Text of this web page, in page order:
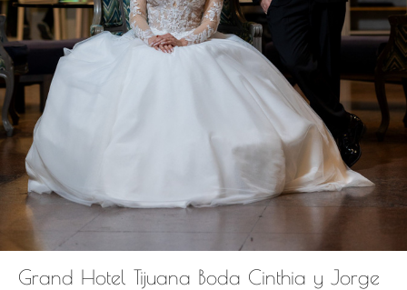
Grand Hotel Tijuana Boda Cinthia y Jorge